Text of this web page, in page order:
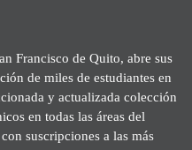
Francisco de Quito, abre sus
de miles de estudiantes en
y actualizada colección
en todas las áreas del
suscripciones a las más